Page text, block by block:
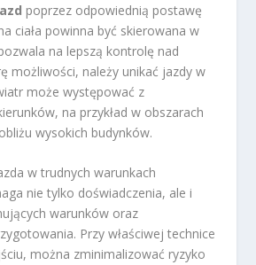
poprzez odpowiednią postawę
ciała powinna być skierowana w
na lepszą kontrolę nad
możliwości, należy unikać jazdy w
może występować z
na przykład w obszarach
wysokich budynków.
w trudnych warunkach
nie tylko doświadczenia, ale i
warunków oraz
Przy właściwej technice
można zminimalizować ryzyko